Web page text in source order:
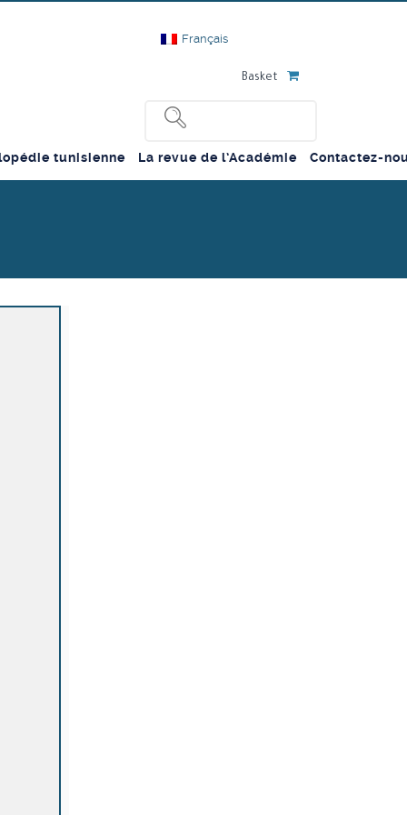
Français
Basket
tunisienne La revue de l’Académie Contactez-